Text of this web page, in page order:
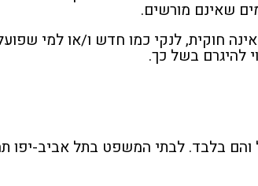
שאינם מורשים.
חוקית, לנקי כמו חדש ו/או למי
להיגרם בשל כך.
והם בלבד. לבתי המשפט בתל אביב-יפו